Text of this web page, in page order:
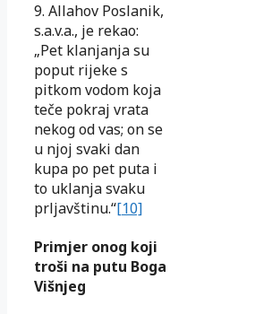
9. Allahov Poslanik,
s.a.v.a., je rekao:
„Pet klanjanja su
poput rijeke s
pitkom vodom koja
teče pokraj vrata
nekog od vas; on se
u njoj svaki dan
kupa po pet puta i
to uklanja svaku
prljavštinu.“[10]
Primjer onog koji
troši na putu Boga
Višnjeg